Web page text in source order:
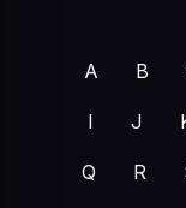
A B
I J
Q R